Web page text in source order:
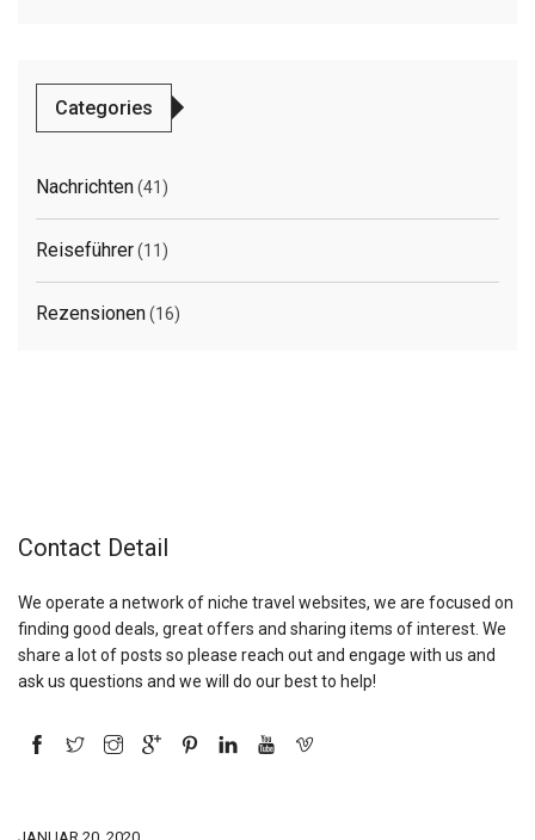
Categories
Nachrichten(41)
Reiseführer(11)
Rezensionen(16)
Contact Detail
We operate a network of niche travel websites, we are focused on
finding good deals, great offers and sharing items of interest. We
share a lot of posts so please reach out and engage with us and
ask us questions and we will do our best to help!